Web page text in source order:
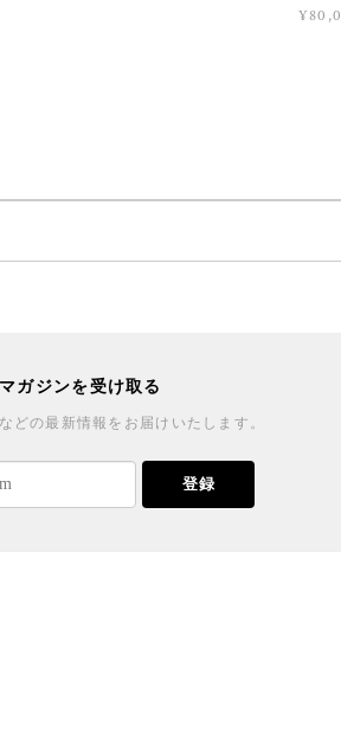
ガジンを受け取る
どの最新情報をお届けいたします。
登録